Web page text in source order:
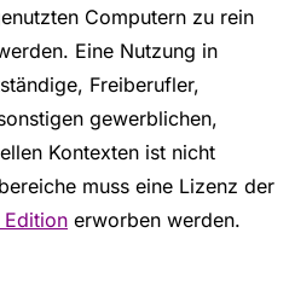
Computern zu rein
Eine Nutzung in
Freiberufler,
gewerblichen,
Kontexten ist nicht
muss eine Lizenz der
Edition erworben werden.